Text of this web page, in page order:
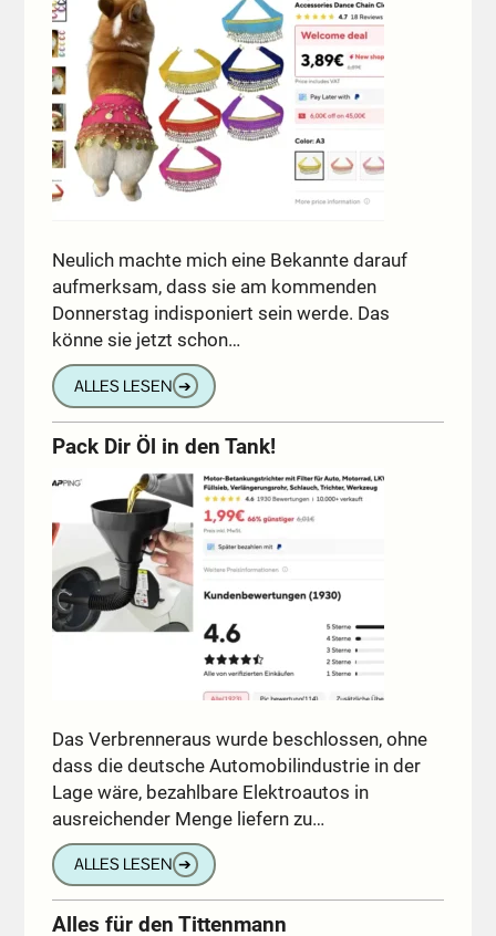
Neulich machte mich eine Bekannte darauf
aufmerksam, dass sie am kommenden
Donnerstag indisponiert sein werde. Das
könne sie jetzt schon…
ALLES LESEN ➔
Pack Dir Öl in den Tank!
Das Verbrenneraus wurde beschlossen, ohne
dass die deutsche Automobilindustrie in der
Lage wäre, bezahlbare Elektroautos in
ausreichender Menge liefern zu…
ALLES LESEN ➔
Alles für den Tittenmann